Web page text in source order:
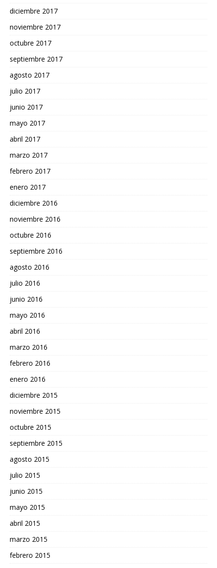
diciembre 2017
noviembre 2017
octubre 2017
septiembre 2017
agosto 2017
julio 2017
junio 2017
mayo 2017
abril 2017
marzo 2017
febrero 2017
enero 2017
diciembre 2016
noviembre 2016
octubre 2016
septiembre 2016
agosto 2016
julio 2016
junio 2016
mayo 2016
abril 2016
marzo 2016
febrero 2016
enero 2016
diciembre 2015
noviembre 2015
octubre 2015
septiembre 2015
agosto 2015
julio 2015
junio 2015
mayo 2015
abril 2015
marzo 2015
febrero 2015